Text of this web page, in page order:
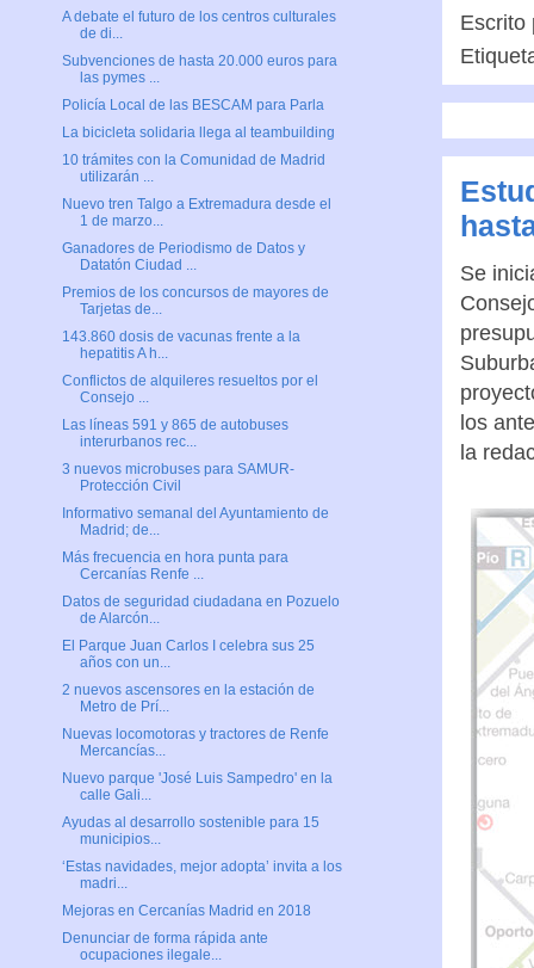
Se
los
la
A debate el futuro de los centros culturales
de di...
Subvenciones de hasta 20.000 euros para
las pymes ...
Policía Local de las BESCAM para Parla
La bicicleta solidaria llega al teambuilding
10 trámites con la Comunidad de Madrid
utilizarán ...
Nuevo tren Talgo a Extremadura desde el
1 de marzo...
Ganadores de Periodismo de Datos y
Datatón Ciudad ...
Premios de los concursos de mayores de
Tarjetas de...
143.860 dosis de vacunas frente a la
hepatitis A h...
Conflictos de alquileres resueltos por el
Consejo ...
Las líneas 591 y 865 de autobuses
interurbanos rec...
3 nuevos microbuses para SAMUR-
Protección Civil
Informativo semanal del Ayuntamiento de
Madrid; de...
Más frecuencia en hora punta para
Cercanías Renfe ...
Datos de seguridad ciudadana en Pozuelo
de Alarcón...
El Parque Juan Carlos I celebra sus 25
años con un...
2 nuevos ascensores en la estación de
Metro de Prí...
Nuevas locomotoras y tractores de Renfe
Mercancías...
Nuevo parque 'José Luis Sampedro' en la
calle Gali...
Ayudas al desarrollo sostenible para 15
municipios...
‘Estas navidades, mejor adopta’ invita a los
madri...
Mejoras en Cercanías Madrid en 2018
Denunciar de forma rápida ante
ocupaciones ilegale...